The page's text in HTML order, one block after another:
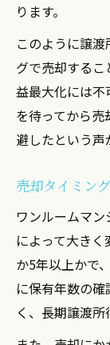
ります。
このように譲
グで売却する
益最大化には
を待ってから
避したという声
売却タイミン
ワンルームマ
によって大き
か5年以上かで
に保有年数の
く、長期譲渡所